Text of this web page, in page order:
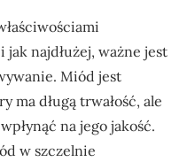
najdłużej, ważne jest
Miód jest
ma długą trwałość, ale
na jego jakość.
w szczelnie